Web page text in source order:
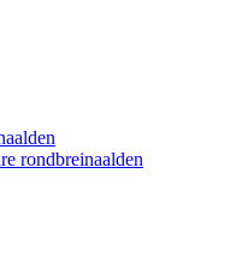
rondbreinaalden